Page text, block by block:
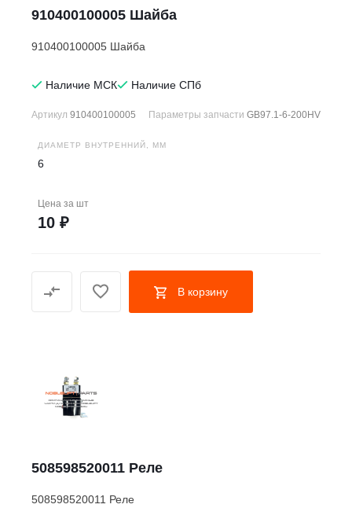
910400100005 Шайба
910400100005 Шайба
Наличие МСК Наличие СПб
Артикул 910400100005 Параметры запчасти GB97.1-6-200HV
ДИАМЕТР ВНУТРЕННИЙ, ММ
6
Цена за шт
10 ₽
В корзину
508598520011 Реле
508598520011 Реле